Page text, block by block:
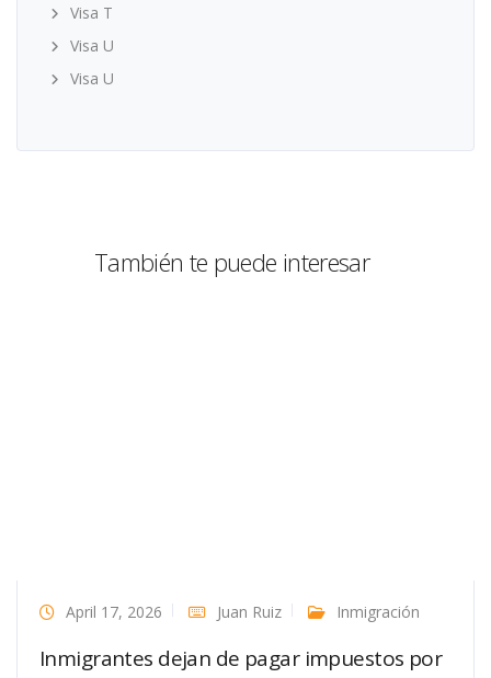
Visa T
Visa U
Visa U
También te puede interesar
April 17, 2026 Juan Ruiz Inmigración
Inmigrantes dejan de pagar impuestos por